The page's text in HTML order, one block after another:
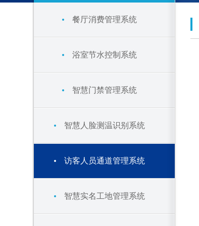
餐厅消费管理系统
浴室节水控制系统
智慧门禁管理系统
智慧人脸测温识别系统
访客人员通道管理系统
智慧实名工地管理系统